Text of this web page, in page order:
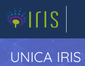
UNICA IRIS